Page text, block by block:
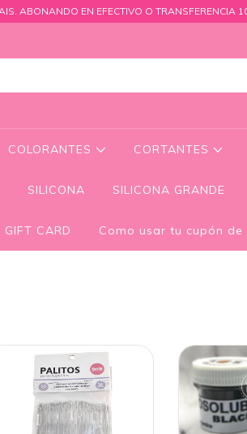
ABONANDO EN EFECTIVO O TRANSFERENCIA
COLORANTES CORTANTES
SILICONA SILICONA GRANDE
GIFT CARD Como usar tu cupón de